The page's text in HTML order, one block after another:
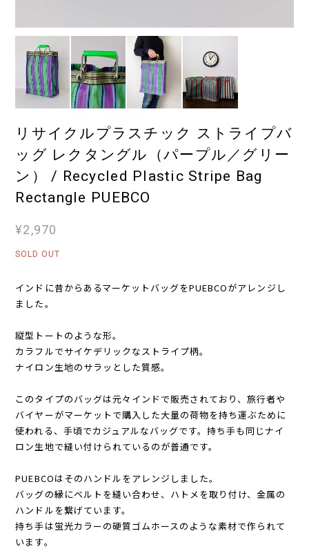
リサイクルプラスチック ストライプバ
ッグ レクタングル（パープル／グリー
ン） / Recycled Plastic Stripe Bag
Rectangle PUEBCO
¥2,970
SOLD OUT
インドに昔からあるマーケットバッグをPUEBCOがアレンジし
ました。
縦型トートのような形。
カラフルでサイケデリックなストライプ柄。
ナイロン生地のサラッとした質感。
このタイプのバッグは元々インドで販売されており、旅行者や
バイヤーがマーケットで購入した大量の荷物を持ち運ぶために
使われる、手頃でカジュアルなバッグです。持ち手も同じナイ
ロン生地で縫い付けられているのが普通です。
PUEBCOはそのハンドルをアレンジしました。
バッグの縁にベルトを縫い合わせ、ハトメを取り付け、金属の
ハンドルを繋げています。
持ち手は蛍光カラーの硬質ゴムホースのような素材で作られて
います。